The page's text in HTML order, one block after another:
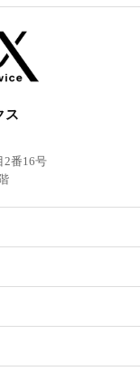
ス
2番16号